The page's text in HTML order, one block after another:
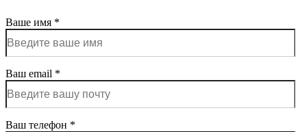
Ваше имя *
Ваш email *
Ваш телефон *